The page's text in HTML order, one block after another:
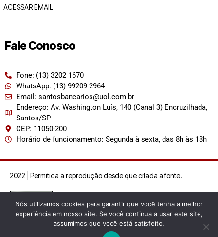
ACESSAR EMAIL
Fale Conosco
Fone: (13) 3202 1670
WhatsApp: (13) 99209 2964
Email: santosbancarios@uol.com.br
Endereço: Av. Washington Luís, 140 (Canal 3) Encruzilhada,
Santos/SP
CEP: 11050-200
Horário de funcionamento: Segunda à sexta, das 8h às 18h
2022 | Permitida a reprodução desde que citada a fonte.
Nós utilizamos cookies para garantir que você tenha a melhor
experiência em nosso site. Se você continua a usar este site,
assumimos que você está satisfeito.